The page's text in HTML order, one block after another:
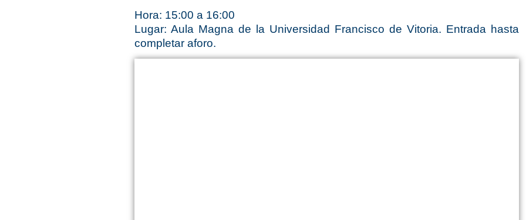
Hora: 15:00 a 16:00
Lugar: Aula Magna de la Universidad Francisco de Vitoria. Entrada hasta
completar aforo.